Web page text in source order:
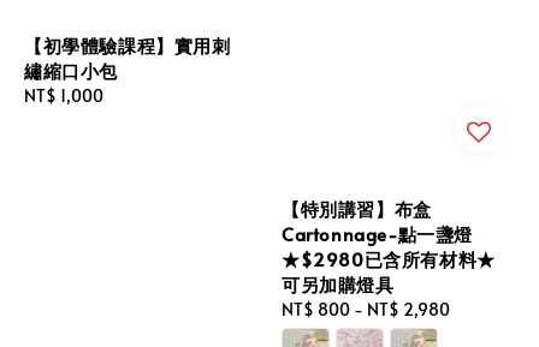
【初學體驗課程】實用刺
繡縮口小包
Regular
NT$ 1,000
【特別講習】布盒
Cartonnage-點一盞燈
★$2980已含所有材料★
可另加購燈具
Regular
price
NT$ 800 - NT$ 2,980